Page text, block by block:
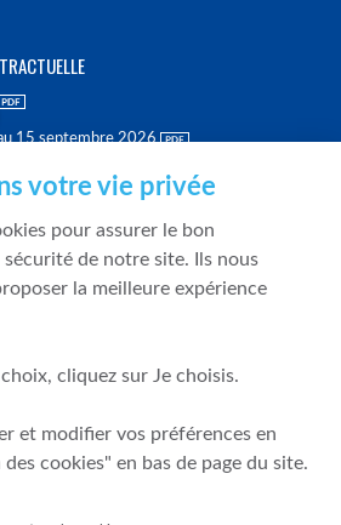
15 septembre 2026
et de résolution
votre vie privée
pour assurer le bon
de notre site. Ils nous
la meilleure expérience
cliquez sur Je choisis.
et modifier vos préférences en
cookies" en bas de page du site.